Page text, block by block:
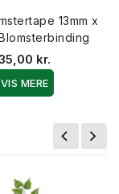
13mm x
kr.
VIS MERE